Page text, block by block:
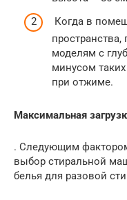
Когда в
моделям с
минусом
при отжиме.
Максимальная
. Следующим
выбор стиральной
белья для разовой